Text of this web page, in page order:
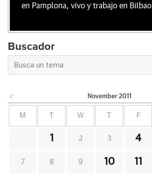
en Pamplona, vivo y trabajo en
Buscador
November 2011
M W F
1 2 3 4
7 8 9 10 11